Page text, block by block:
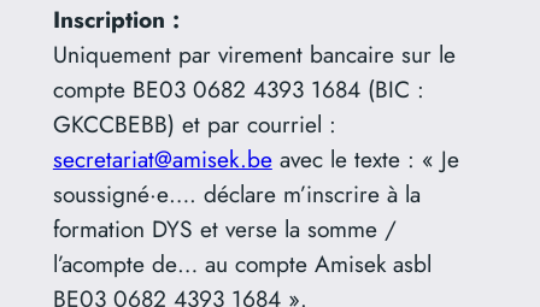
Inscription :
Uniquement par virement bancaire sur le
compte BE03 0682 4393 1684 (BIC :
GKCCBEBB) et par courriel :
secretariat@amisek.beavec le texte : « Je
soussigné·e…. déclare m’inscrire à la
formation DYS et verse la somme /
l’acompte de… au compte Amisek asbl
BE03 0682 4393 1684 ».